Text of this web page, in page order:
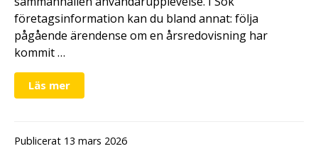
företagsinformation kan du bland annat: följa
pågående ärendense om en årsredovisning har
kommit …
Läs mer
Publicerat 13 mars 2026